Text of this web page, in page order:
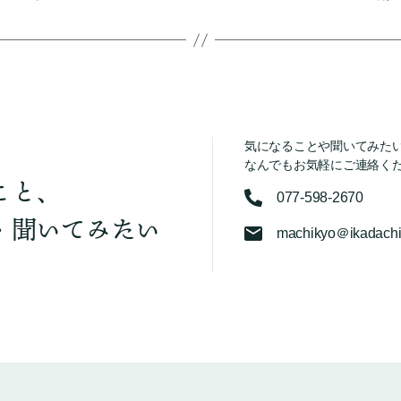
、
聞いてみたい
気になることや聞いてみた
なんでもお気軽にご連絡く
077-598-2670
machikyo＠